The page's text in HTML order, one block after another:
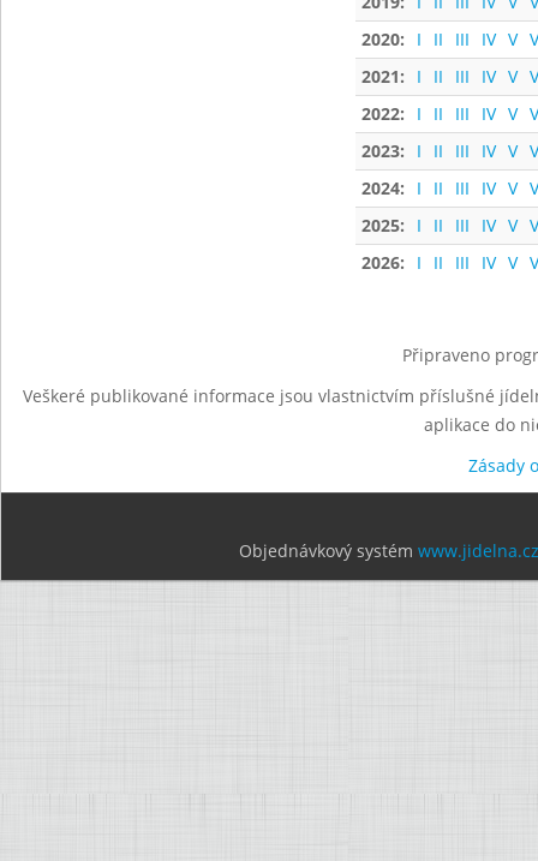
2020:
I II III IV V
2021:
I II III IV V
2022:
I II III IV V
2023:
I II III IV V
2024:
I II III IV V
2025:
I II III IV V
2026:
I II III IV V
Připraveno
Veškeré publikované informace jsou vlastnictvím příslušné
aplikace do
Zásady
Objednávkový systém www.jidelna.cz